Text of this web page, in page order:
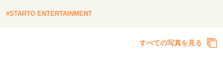
#STARTO ENTERTAINMENT
すべての写真を見る